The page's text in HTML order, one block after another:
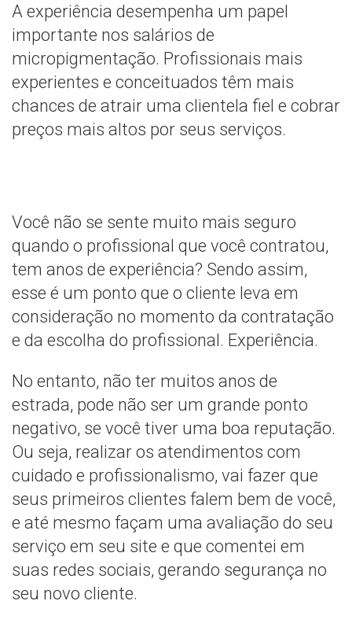
A experiência desempenha um papel
importante nos salários de
micropigmentação. Profissionais mais
experientes e conceituados têm mais
chances de atrair uma clientela fiel e cobrar
preços mais altos por seus serviços.
Você não se sente muito mais seguro
quando o profissional que você contratou,
tem anos de experiência? Sendo assim,
esse é um ponto que o cliente leva em
consideração no momento da contratação
e da escolha do profissional. Experiência.
No entanto, não ter muitos anos de
estrada, pode não ser um grande ponto
negativo, se você tiver uma boa reputação.
Ou seja, realizar os atendimentos com
cuidado e profissionalismo, vai fazer que
seus primeiros clientes falem bem de você,
e até mesmo façam uma avaliação do seu
serviço em seu site e que comentei em
suas redes sociais, gerando segurança no
seu novo cliente.